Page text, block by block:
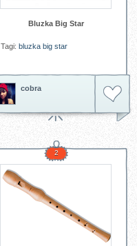
Bluzka Big Star
Tagi: bluzka big star
cobra
2